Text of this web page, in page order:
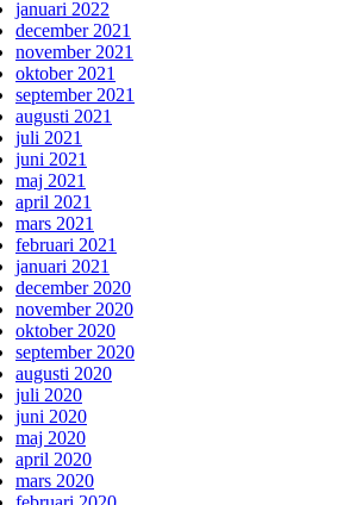
januari 2022
december 2021
november 2021
oktober 2021
september 2021
augusti 2021
juli 2021
juni 2021
maj 2021
april 2021
mars 2021
februari 2021
januari 2021
december 2020
november 2020
oktober 2020
september 2020
augusti 2020
juli 2020
juni 2020
maj 2020
april 2020
mars 2020